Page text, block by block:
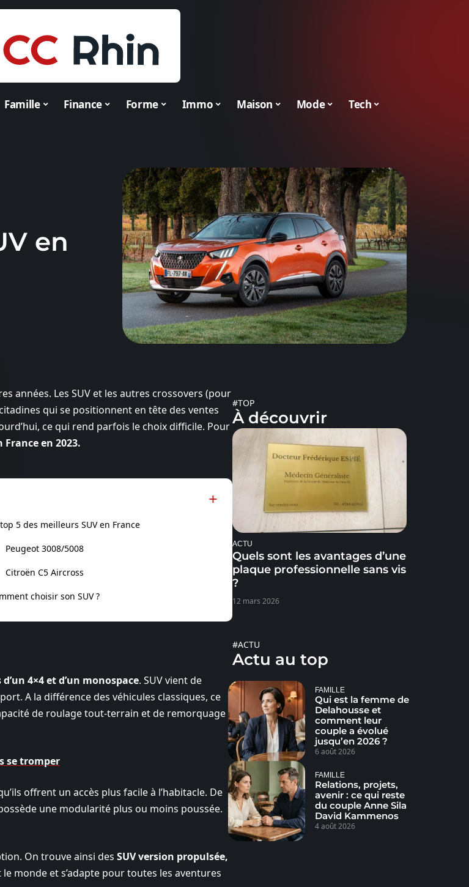
Famille Finance Forme Immo Maison Mode Tech
en
années. Les SUV et les autres crossovers (pour
qui se positionnent en tête des ventes
ce qui rend parfois le choix difficile. Pour
France en 2023.
5 des meilleurs SUV en France
3008/5008
C5 Aircross
choisir son SUV ?
4×4 et d’un monospace. SUV vient de
A la différence des véhicules classiques, ce
de roulage tout-terrain et de remorquage
se tromper
offrent un accès plus facile à l’habitacle. De
une modularité plus ou moins poussée.
On trouve ainsi des SUV version propulsée,
monde et s’adapte pour toutes les aventures
#TOP
À découvrir
ACTU
Quels sont les avantages d’une
plaque professionnelle sans vis
?
12 mars 2026
#ACTU
Actu au top
FAMILLE
Qui est la femme de
Delahousse et
comment leur
couple a évolué
jusqu’en 2026 ?
6 août 2026
FAMILLE
Relations, projets,
avenir : ce qui reste
du couple Anne Sila
David Kammenos
4 août 2026